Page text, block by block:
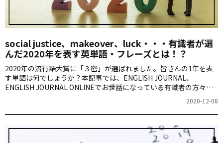
social justice、makeover、luck・・・有識者が選
んだ2020年を表す英単語・フレーズとは！？
2020年の流行語大賞に「３密」が選ばれました。皆さんの1年を表
す単語は何でしょうか？本記事では、ENGLISH JOURNAL、
ENGLISH JOURNAL ONLINEでお世話になっている有識者の方々に
2020-12-08